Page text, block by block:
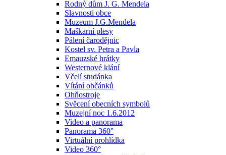
Rodný dům J. G. Mendela
Slavnosti obce
Muzeum J.G.Mendela
Maškarní plesy
Pálení čarodějnic
Kostel sv. Petra a Pavla
Emauzské hrátky
Westernové klání
Včelí studánka
Vítání občánků
Ohňostroje
Svěcení obecních symbolů
Muzejní noc 1.6.2012
Video a panorama
Panorama 360°
Virtuální prohlídka
Video 360°